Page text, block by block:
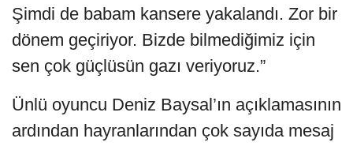
Şimdi de babam kansere yakalandı. Zor bir
dönem geçiriyor. Bizde bilmediğimiz için
sen çok güçlüsün gazı veriyoruz.”
Ünlü oyuncu Deniz Baysal’ın açıklamasının
ardından hayranlarından çok sayıda mesaj